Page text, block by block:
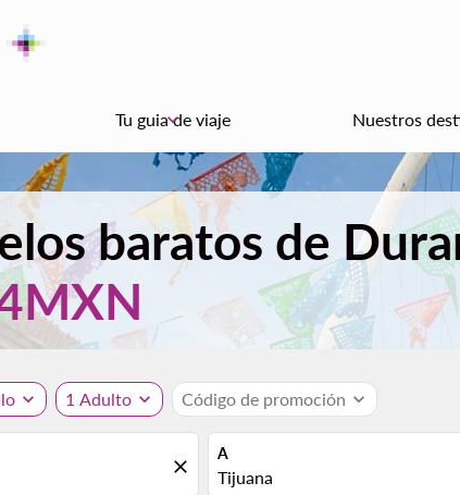
Tu guia de viaje
keyboard_arrow_down Nuestros
baratos de
expand_more 1 Adulto expand_more Código de promoción expand_more
close
A